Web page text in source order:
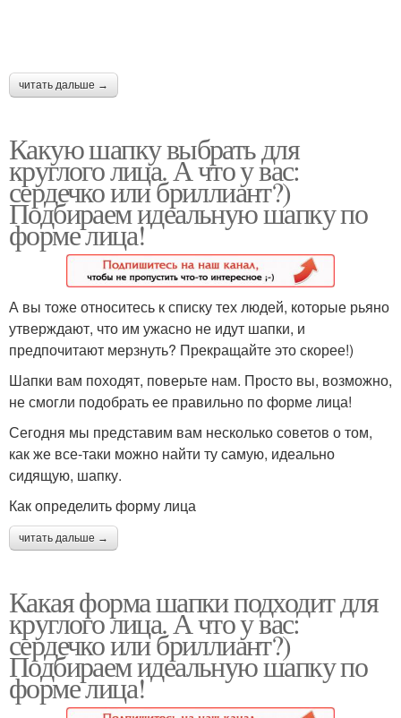
читать дальше →
Какую шапку выбрать для
круглого лица. А что у вас:
сердечко или бриллиант?)
Подбираем идеальную шапку по
форме лица!
А вы тоже относитесь к списку тех людей, которые рьяно
утверждают, что им ужасно не идут шапки, и
предпочитают мерзнуть? Прекращайте это скорее!)
Шапки вам походят, поверьте нам. Просто вы, возможно,
не смогли подобрать ее правильно по форме лица!
Сегодня мы представим вам несколько советов о том,
как же все-таки можно найти ту самую, идеально
сидящую, шапку.
Как определить форму лица
читать дальше →
Какая форма шапки подходит для
круглого лица. А что у вас:
сердечко или бриллиант?)
Подбираем идеальную шапку по
форме лица!